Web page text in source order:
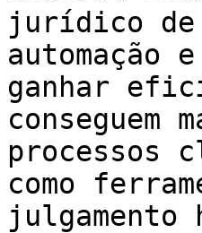
jurídico de
automação
ganhar
conseguem
processos
como
julgamento